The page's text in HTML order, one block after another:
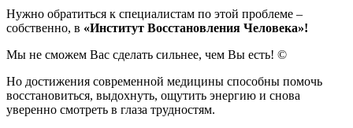
Нужно обратиться к специалистам по этой проблеме –
собственно, в «Институт Восстановления Человека»!
Мы не сможем Вас сделать сильнее, чем Вы есть! ©
Но достижения современной медицины способны помочь
восстановиться, выдохнуть, ощутить энергию и снова
уверенно смотреть в глаза трудностям.